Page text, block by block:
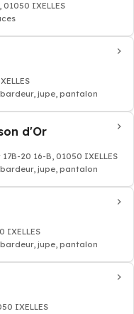
IXELLES
jupe, pantalon
d'Or
20 16-B, 01050 IXELLES
jupe, pantalon
IXELLES
jupe, pantalon
IXELLES